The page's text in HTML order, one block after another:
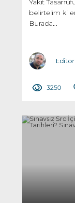
Yakıt
belirtelim ki
Burada...
3250